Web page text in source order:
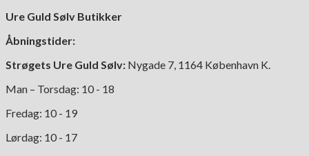
Ure Guld Sølv Butikker
Åbningstider:
Strøgets Ure Guld Sølv: Nygade 7, 1164 København K.
Man – Torsdag: 10 - 18
Fredag: 10 - 19
Lørdag: 10 - 17